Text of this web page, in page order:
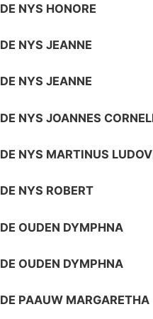
DE NYS HONORE
DE NYS JEANNE
DE NYS JEANNE
DE NYS JOANNES
DE NYS MARTINUS
DE NYS ROBERT
DE OUDEN DYMPHNA
DE OUDEN DYMPHNA
DE PAAUW MARGARETHA